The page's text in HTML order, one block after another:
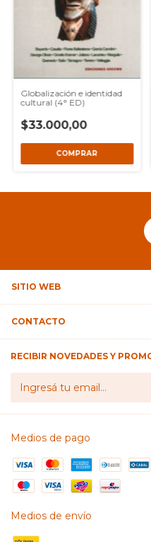
Globalización e identidad
cultural (4° ED)
$33.000,00
SITIO WEB
CONTACTO
RECIBIR NOVEDADES Y
Medios de pago
Medios de envío